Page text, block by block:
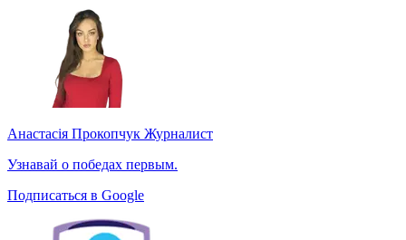
Анастасія Прокопчук Журналист
Узнавай о победах первым.
Подписаться в Google